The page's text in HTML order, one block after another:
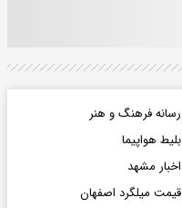
رسانه فرهنگ و هنر
بلیط هواپیما
اخبار مشهد
قیمت میلگرد اصفهان